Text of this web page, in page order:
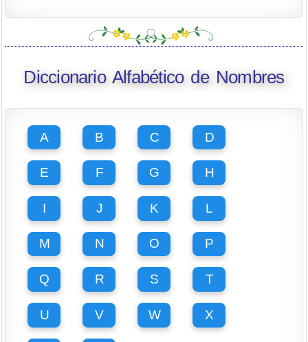
Diccionario Alfabético de Nombres
A B C D
E F G H
I J K L
M N O P
Q R S T
U V W X